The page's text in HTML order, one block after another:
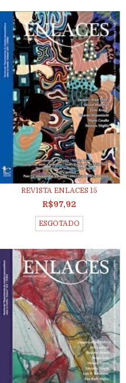
REVISTA ENLACES 15
R$97,92
ESGOTADO